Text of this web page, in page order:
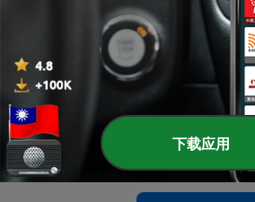
94 - 名畫逃亡記
23 Jul 2025
- 歷史上的末日預言
09 Jul 2025
下载应用